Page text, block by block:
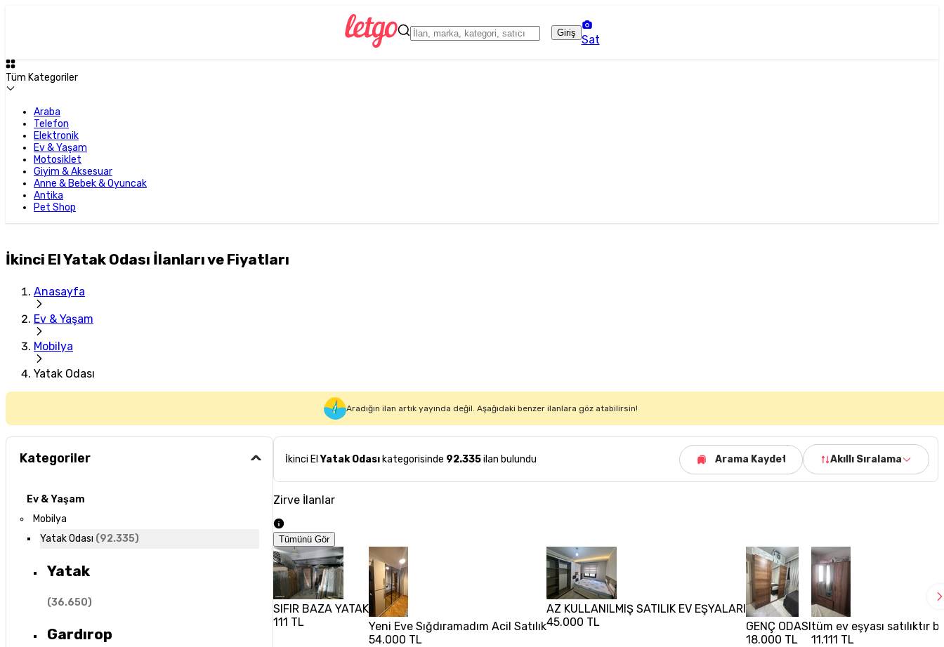
Giriş
Sat
Tüm Kategoriler
Araba
Telefon
Elektronik
Ev & Yaşam
Motosiklet
Giyim & Aksesuar
Anne & Bebek & Oyuncak
Antika
Pet Shop
İkinci El Yatak Odası İlanları ve Fiyatları
Anasayfa
Ev & Yaşam
Mobilya
Yatak Odası
Aradığın ilan artık yayında değil. Aşağıdaki benzer ilanlara göz atabilirsin!
Kategoriler
Ev & Yaşam
Mobilya
Yatak Odası (92.335)
Yatak
(36.650)
Gardırop
İkinci ElYatak Odası kategorisinde 92.335ilan bulundu Arama Kaydet Akıllı Sıralama
Zirve İlanlar
Tümünü Gör
SIFIR BAZA YATAK
111 TL
Yeni Eve Sığdıramadım Acil Satılık
54.000 TL
AZ KULLANILMIŞ SATILIK EV EŞYALARI
45.000 TL
GENÇ ODASI
18.000 TL
tüm ev eşyası satılıktır
11.111 TL